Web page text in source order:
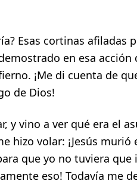
Esas cortinas afiladas
en esa
¡Me di cuenta de
de Dios!
y vino a ver qué era el
hizo volar: ¡Jesús
que yo no tuviera que
eso! Todavía me